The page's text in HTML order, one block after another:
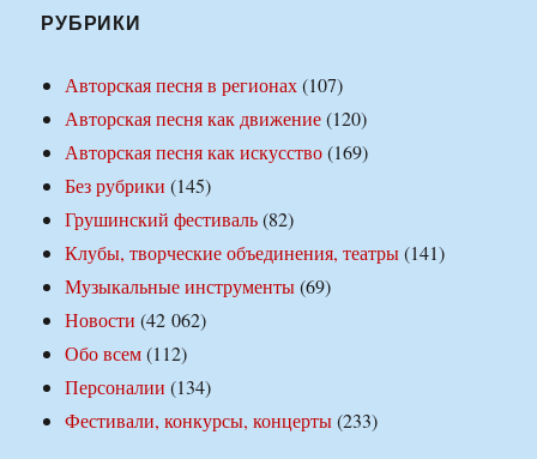
РУБРИКИ
Авторская песня в регионах(107)
Авторская песня как движение(120)
Авторская песня как искусство(169)
Без рубрики (145)
Грушинский фестиваль(82)
Клубы, творческие объединения, театры(141)
Музыкальные инструменты(69)
Новости (42 062)
Обо всем(112)
Персоналии (134)
Фестивали, конкурсы, концерты(233)